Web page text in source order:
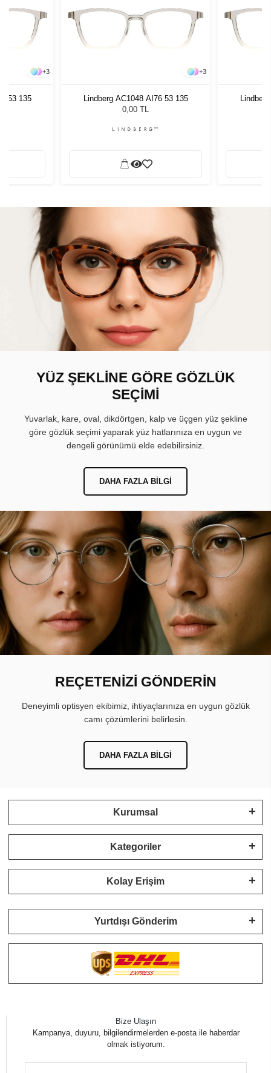
+3
53 135
+3
Lindberg AC1048 AI76 53 135
0,00 TL
YÜZ ŞEKLİNE GÖRE GÖZLÜK
SEÇİMİ
Yuvarlak, kare, oval, dikdörtgen, kalp ve üçgen yüz şekline
göre gözlük seçimi yaparak yüz hatlarınıza en uygun ve
dengeli görünümü elde edebilirsiniz.
DAHA FAZLA BILGI
REÇETENİZİ GÖNDERİN
Deneyimli optisyen ekibimiz, ihtiyaçlarınıza en uygun gözlük
camı çözümlerini belirlesin.
DAHA FAZLA BILGI
Kurumsal
Kategoriler
Kolay Erişim
Yurtdışı Gönderim
Bize Ulaşın
Kampanya, duyuru, bilgilendirmelerden e-posta ile haberdar
olmak istiyorum.